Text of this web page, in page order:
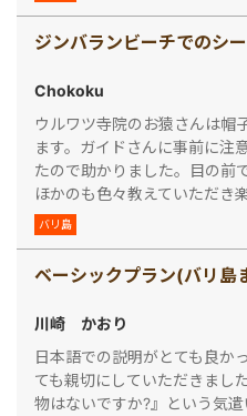
Chokoku
ウルワツ寺院のお猿さんは帽
ます。ガイドさんに事前に注
たので助かりました。目の前
ほかのも色々教えていただき
バリ島
川崎 かおり
日本語での説明がとても良か
ても親切にしていただきまし
物はないですか?』という気遣